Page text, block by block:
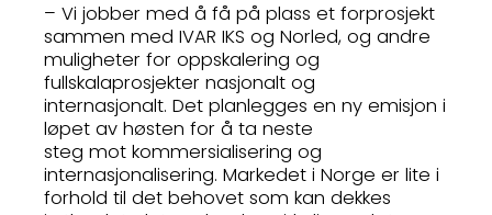
– Vi jobber med å få på plass et forprosjekt
sammen med IVAR IKS og Norled, og andre
muligheter for oppskalering og
fullskalaprosjekter nasjonalt og
internasjonalt. Det planlegges en ny emisjon i
løpet av høsten for å ta neste
steg mot kommersialisering og
internasjonalisering. Markedet i Norge er lite i
forhold til det behovet som kan dekkes